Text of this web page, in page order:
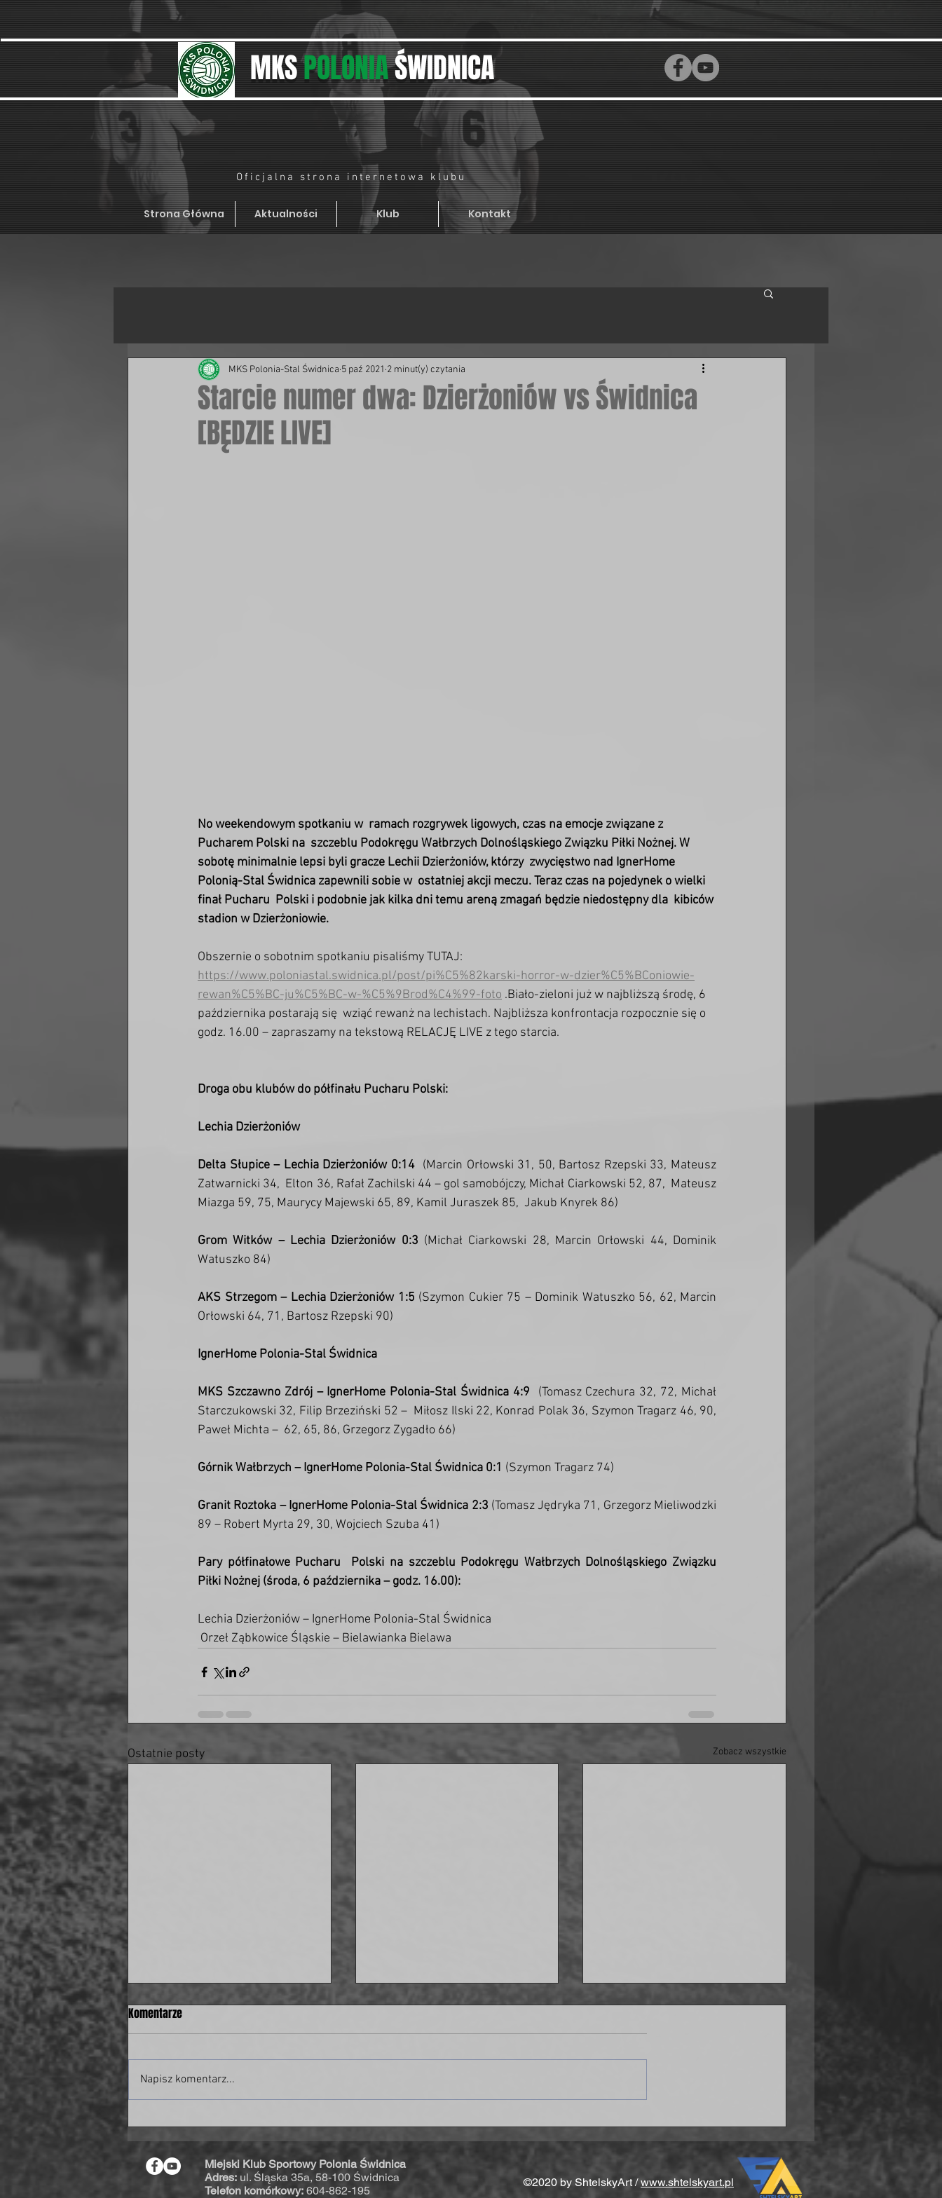
MKSPOLONIAŚWIDNICA
Oficjalna strona internetowa klubu
Strona Główna Aktualności Klub Kontakt
Starcie numer dwa: Dzierżoniów vs Świdnica
[BĘDZIE LIVE]
MKS Polonia-Stal Świdnica 5 paź 2021 2 minut(y) czytania
No weekendowym spotkaniu w  ramach rozgrywek ligowych, czas na emocje związane z
Pucharem Polski na  szczeblu Podokręgu Wałbrzych Dolnośląskiego Związku Piłki Nożnej. W
sobotę minimalnie lepsi byli gracze Lechii Dzierżoniów, którzy  zwycięstwo nad IgnerHome
Polonią-Stal Świdnica zapewnili sobie w  ostatniej akcji meczu. Teraz czas na pojedynek o wielki
finał Pucharu  Polski i podobnie jak kilka dni temu areną zmagań będzie niedostępny dla  kibiców
stadion w Dzierżoniowie.
Obszernie o sobotnim spotkaniu pisaliśmy TUTAJ:
https://www.poloniastal.swidnica.pl/post/pi%C5%82karski-horror-w-dzier%C5%BConiowie-
rewan%C5%BC-ju%C5%BC-w-%C5%9Brod%C4%99-foto .Biało-zieloni już w najbliższą środę, 6
października postarają się  wziąć rewanż na lechistach. Najbliższa konfrontacja rozpocznie się o
godz. 16.00 – zapraszamy na tekstową RELACJĘ LIVE z tego starcia.
Droga obu klubów do półfinału Pucharu Polski:
Lechia Dzierżoniów
Delta Słupice – Lechia Dzierżoniów 0:14
  (Marcin Orłowski 31, 50, Bartosz Rzepski 33, Mateusz
Zatwarnicki 34,  Elton 36, Rafał Zachilski 44 – gol samobójczy, Michał Ciarkowski 52, 87,  Mateusz
Miazga 59, 75, Maurycy Majewski 65, 89, Kamil Juraszek 85,  Jakub Knyrek 86)
Grom Witków – Lechia Dzierżoniów 0:3 (Michał Ciarkowski 28, Marcin Orłowski 44, Dominik
Watuszko 84)
AKS Strzegom – Lechia Dzierżoniów 1:5 (Szymon Cukier 75 – Dominik Watuszko 56, 62, Marcin
Orłowski 64, 71, Bartosz Rzepski 90)
IgnerHome Polonia-Stal Świdnica
MKS Szczawno Zdrój – IgnerHome Polonia-Stal Świdnica 4:9
  (Tomasz Czechura 32, 72, Michał
Starczukowski 32, Filip Brzeziński 52 –  Miłosz Ilski 22, Konrad Polak 36, Szymon Tragarz 46, 90,
Paweł Michta –  62, 65, 86, Grzegorz Zygadło 66)
Górnik Wałbrzych – IgnerHome Polonia-Stal Świdnica 0:1 (Szymon Tragarz 74)
Granit Roztoka – IgnerHome Polonia-Stal Świdnica 2:3 (Tomasz Jędryka 71, Grzegorz Mieliwodzki
89 – Robert Myrta 29, 30, Wojciech Szuba 41)
Pary półfinałowe Pucharu  Polski na szczeblu Podokręgu Wałbrzych Dolnośląskiego Związku
Piłki Nożnej (środa, 6 października – godz. 16.00):
Lechia Dzierżoniów – IgnerHome Polonia-Stal Świdnica
Orzeł Ząbkowice Śląskie – Bielawianka Bielawa
Ostatnie posty Zobacz wszystkie
Były piłkarz świdnickiej Polonii w
piłkarskiej kadrze Polski!
Strzelamy osiem goli Delcie - IV
liga coraz bliżej!
Wygrana po problemach w
końcówce
Komentarze
Napisz komentarz...
©2020 by ShtelskyArt /www.shtelskyart.pl
Miejski Klub Sportowy Polonia Świdnica
Adres: ul. Śląska 35a, 58-100 Świdnica
Telefon komórkowy: 604-862-195